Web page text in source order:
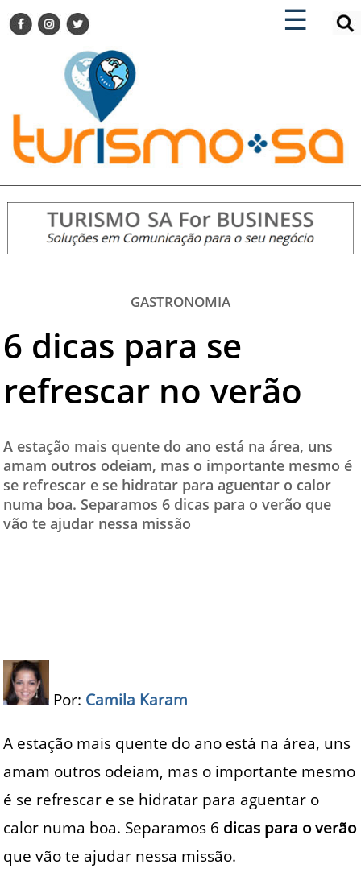
☰
×
TURISMO SA FOR BUSINESS
DESTINOS NACIONAIS
DESTINOS INTERNACIONAIS
CITY BREAK
TURISMO E MERCADO
EVENTOS
HOTELARIA
DICAS
TURISMO SA TV
TESTADO E APROVADO
PARCEIROS
QUEM SOMOS - EQUIPE
CONTATO
×
ENCONTRE SUA NOTÍCIA
GASTRONOMIA
6 dicas para se
refrescar no verão
A estação mais quente do ano está na área, uns
amam outros odeiam, mas o importante mesmo é
se refrescar e se hidratar para aguentar o calor
numa boa. Separamos 6 dicas para o verão que
vão te ajudar nessa missão
Por: Camila Karam
A estação mais quente do ano está na área, uns
amam outros odeiam, mas o importante mesmo
é se refrescar e se hidratar para aguentar o
calor numa boa. Separamos 6 dicas para o verão
que vão te ajudar nessa missão.